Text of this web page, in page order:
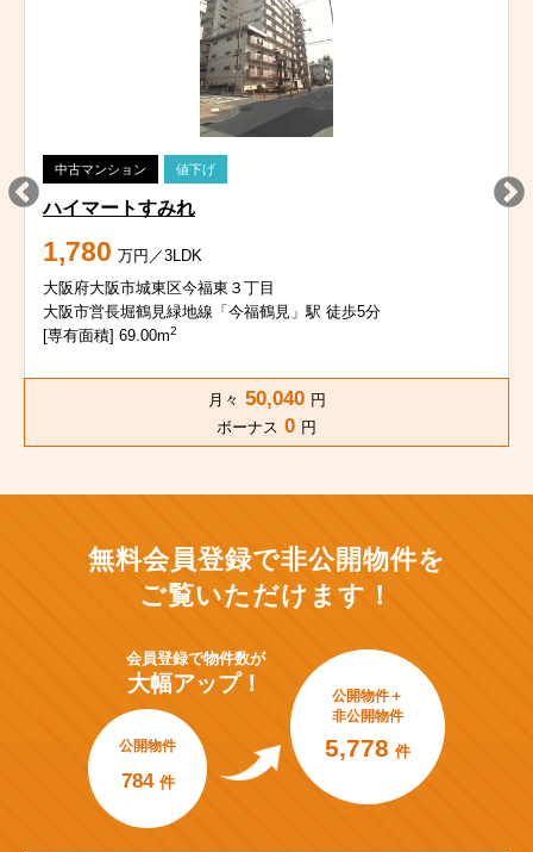
中古マンション 値下げ
ハイマートすみれ
1,780 万円／3LDK
大阪府大阪市城東区今福東３丁目
大阪市営長堀鶴見緑地線「今福鶴見」駅 徒歩5分
[専有面積] 69.00m2
月々 50,040 円
ボーナス 0 円
無料会員登録で非公開物件を
ご覧いただけます！
会員登録で物件数が
大幅アップ！
公開物件
784 件
公開物件＋
非公開物件
5,778 件